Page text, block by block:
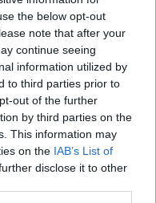
the below opt-out
note that after your
continue seeing
information utilized by
to third parties prior to
out of the further
by third parties on the
This information may
on the IAB’s List of
disclose it to other
che non